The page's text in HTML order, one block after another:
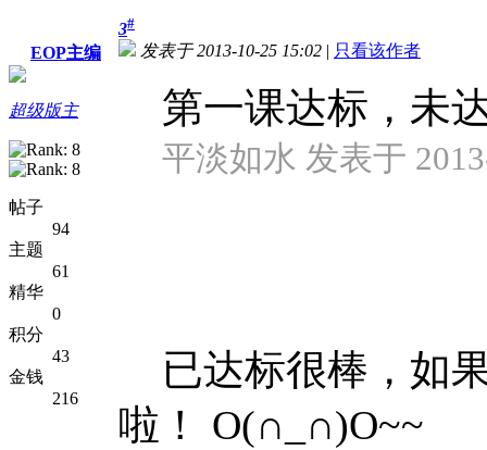
EOP主编
超级版主
帖子
94
主题
61
精华
0
积分
43
金钱
216
3#
发表于 2013-10-25 15:02 | 只看该作者
第一课达标，未
平淡如水 发表于
已达标很棒，如
啦！ O(∩_∩)O~~